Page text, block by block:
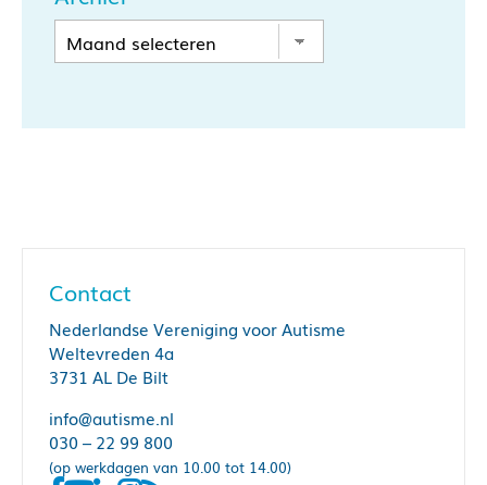
Contact
Nederlandse Vereniging voor Autisme
Weltevreden 4a
3731 AL De Bilt
info@autisme.nl
030 – 22 99 800
(op werkdagen van 10.00 tot 14.00)